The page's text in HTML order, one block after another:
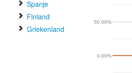
Spanje
Finland
Griekenland
0.00%
50.00%